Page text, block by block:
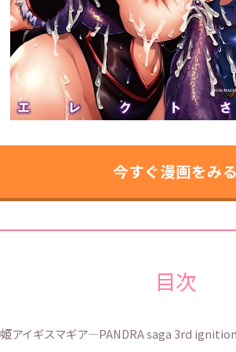
今すぐ漫画をみる
目次
アイギスマギア―PANDRA saga 3rd